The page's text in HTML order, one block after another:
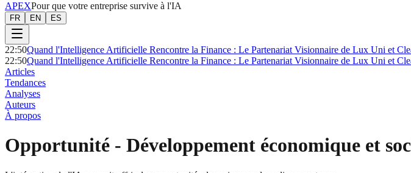
APEXPour que votre entreprise survive à l'IA
FR EN ES
22:50Quand l'Intelligence Artificielle Rencontre la Finance : Le Partenariat Visionnaire de Lux Uni et
22:50Quand l'Intelligence Artificielle Rencontre la Finance : Le Partenariat Visionnaire de Lux Uni et
Articles
Tendances
Analyses
Auteurs
À propos
Opportunité - Développement économique et